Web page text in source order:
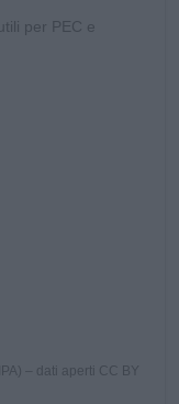
per PEC e
– dati aperti CC BY